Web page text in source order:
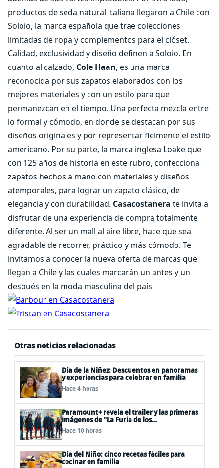
productos de seda natural italiana llegaron a Chile con
Soloio, la marca española que trae colecciones
limitadas de ropa y complementos para el clóset.
Calidad, exclusividad y diseño definen a Soloio. En
cuanto al calzado, Cole Haan, es una marca
reconocida por sus zapatos elaborados con los
mejores materiales y con un estilo para que
permanezcan en el tiempo. Una perfecta mezcla entre
lo formal y cómodo, en donde se destacan por sus
diseños originales y por representar fielmente el estilo
americano. Por su parte, la marca inglesa Loake que
con 125 años de historia en este rubro, confecciona
zapatos hechos a mano con materiales y diseños
atemporales, para lograr un zapato clásico, de
elegancia y con durabilidad. Casacostanera te invita a
disfrutar de una experiencia de compra totalmente
diferente. Al ser un mall al aire libre, hace que sea
agradable de recorrer, práctico y más cómodo. Te
invitamos a conocer la nueva oferta de marcas que
llegan a Chile y las cuales marcarán un antes y un
después en la moda masculina del país.
Otras noticias relacionadas
Día de la Niñez: Descuentos en panoramas
y experiencias para celebrar en familia
Hace 4 horas
Paramount+ revela el trailer y las primeras
imágenes de "La Furia de los
Thundermans"
Hace 10 horas
Día del Niño: cinco recetas fáciles para
cocinar en familia